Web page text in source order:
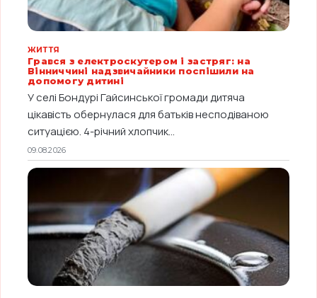
ЖИТТЯ
Грався з електроскутером і застряг: на
Вінниччині надзвичайники поспішили на
допомогу дитині
У селі Бондурі Гайсинської громади дитяча
цікавість обернулася для батьків несподіваною
ситуацією. 4-річний хлопчик...
09.08.2026